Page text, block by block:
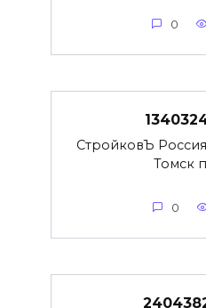
0
СтройковЪ
Томск
0